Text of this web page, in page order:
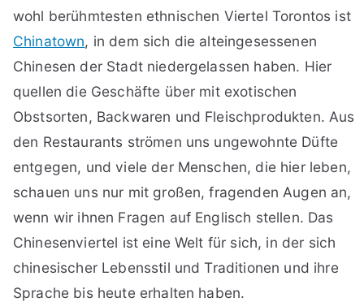
wohl berühmtesten ethnischen Viertel Torontos ist
Chinatown, in dem sich die alteingesessenen
Chinesen der Stadt niedergelassen haben. Hier
quellen die Geschäfte über mit exotischen
Obstsorten, Backwaren und Fleischprodukten. Aus
den Restaurants strömen uns ungewohnte Düfte
entgegen, und viele der Menschen, die hier leben,
schauen uns nur mit großen, fragenden Augen an,
wenn wir ihnen Fragen auf Englisch stellen. Das
Chinesenviertel ist eine Welt für sich, in der sich
chinesischer Lebensstil und Traditionen und ihre
Sprache bis heute erhalten haben.